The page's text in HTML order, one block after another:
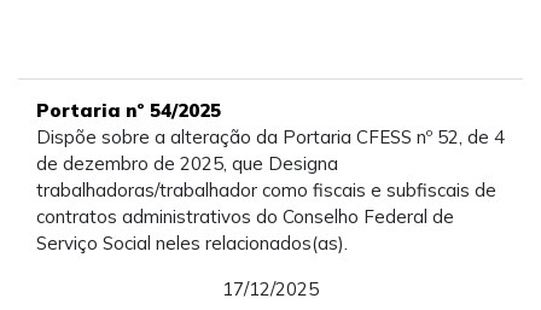
Portaria nº 54/2025
Dispõe sobre a alteração da Portaria CFESS nº 52, de 4
de dezembro de 2025, que Designa
trabalhadoras/trabalhador como fiscais e subfiscais de
contratos administrativos do Conselho Federal de
Serviço Social neles relacionados(as).
17/12/2025